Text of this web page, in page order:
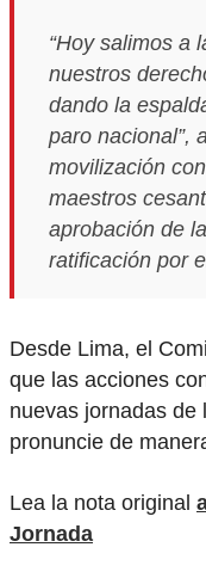
“Hoy salimos a
nuestros
dando la
paro nacional”,
movilización
maestros
aprobación de
ratificación por
Desde Lima, el
que las acciones
nuevas jornadas de
pronuncie de
Lea la nota original
Jornada